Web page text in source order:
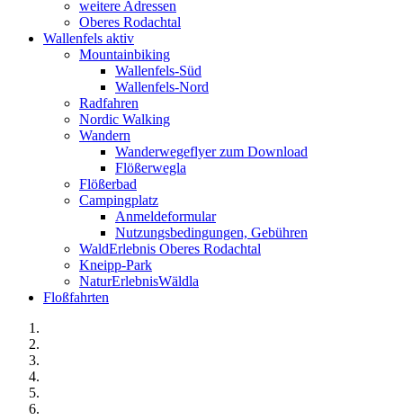
weitere Adressen
Oberes Rodachtal
Wallenfels aktiv
Mountainbiking
Wallenfels-Süd
Wallenfels-Nord
Radfahren
Nordic Walking
Wandern
Wanderwegeflyer zum Download
Flößerwegla
Flößerbad
Campingplatz
Anmeldeformular
Nutzungsbedingungen, Gebühren
WaldErlebnis Oberes Rodachtal
Kneipp-Park
NaturErlebnisWäldla
Floßfahrten